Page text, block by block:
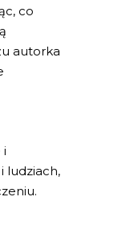
co
autorka
i
ludziach,